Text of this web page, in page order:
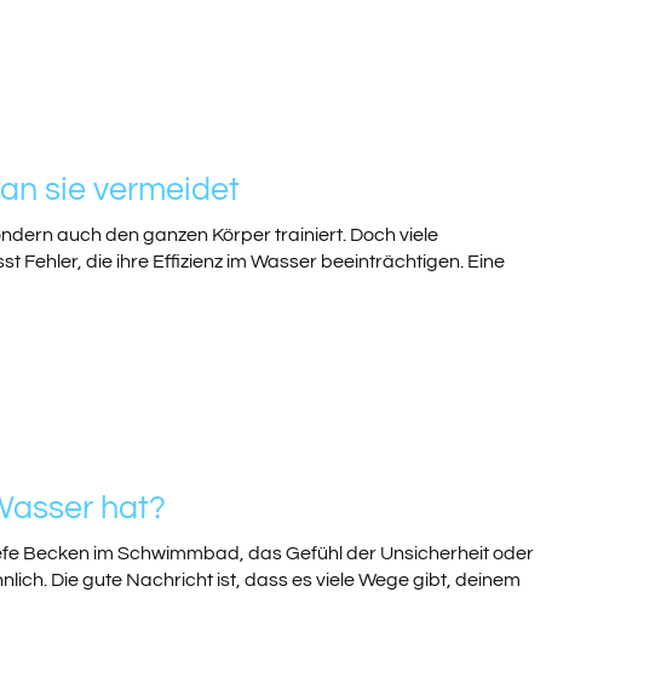
sie vermeidet
auch den ganzen Körper trainiert. Doch viele
die ihre Effizienz im Wasser beeinträchtigen. Eine
hat?
Becken im Schwimmbad, das Gefühl der Unsicherheit oder
Die gute Nachricht ist, dass es viele Wege gibt, deinem